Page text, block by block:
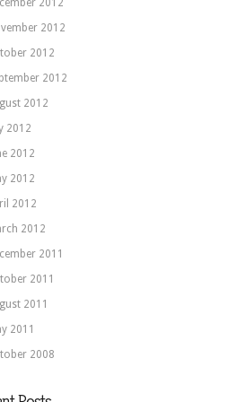
2012
2012
2012
2012
2012
2012
2012
2012
2012
2012
2011
2011
2011
2011
2008